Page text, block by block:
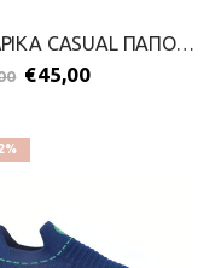
ΑΝΔΡΙΚΑ CASUAL ΠΑΠΟΥΤΣΙΑ-CANGURO-2299-0394-ΜΠΛΕ
€45,00